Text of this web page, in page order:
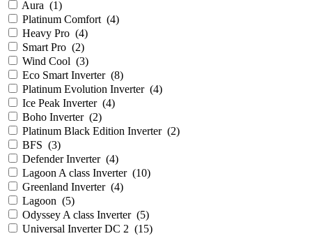
Aura (1)
Platinum Comfort (4)
Heavy Pro (4)
Smart Pro (2)
Wind Cool (3)
Eco Smart Inverter (8)
Platinum Evolution Inverter (4)
Ice Peak Inverter (4)
Boho Inverter (2)
Platinum Black Edition Inverter (2)
BFS (3)
Defender Inverter (4)
Lagoon A class Inverter (10)
Greenland Inverter (4)
Lagoon (5)
Odyssey A class Inverter (5)
Universal Inverter DC 2 (15)